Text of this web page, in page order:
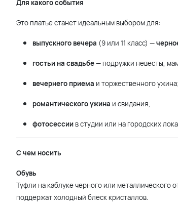
Для какого события
Это платье станет идеальным выбором для:
выпускного вечера (9 или 11 класс) —
гостьи на свадьбе— подружки невесты,
вечернего приема и торжественного ужина;
романтического ужина и свидания;
фотосессии в студии или на городских
С чем носить
Обувь
Туфли на каблуке черного или металлического
поддержат холодный блеск кристаллов.